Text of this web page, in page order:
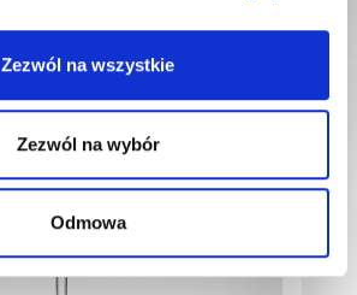
Zezwól na wszystkie
Zezwól na wybór
Odmowa